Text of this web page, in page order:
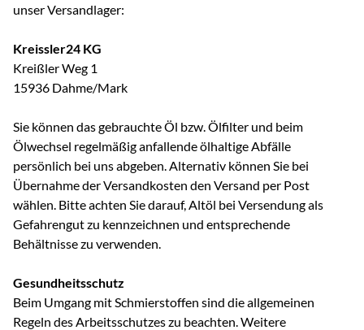
unser Versandlager:
Kreissler24 KG
Kreißler Weg 1
15936 Dahme/Mark
Sie können das gebrauchte Öl bzw. Ölfilter und beim
Ölwechsel regelmäßig anfallende ölhaltige Abfälle
persönlich bei uns abgeben. Alternativ können Sie bei
Übernahme der Versandkosten den Versand per Post
wählen. Bitte achten Sie darauf, Altöl bei Versendung als
Gefahrengut zu kennzeichnen und entsprechende
Behältnisse zu verwenden.
Gesundheitsschutz
Beim Umgang mit Schmierstoffen sind die allgemeinen
Regeln des Arbeitsschutzes zu beachten. Weitere